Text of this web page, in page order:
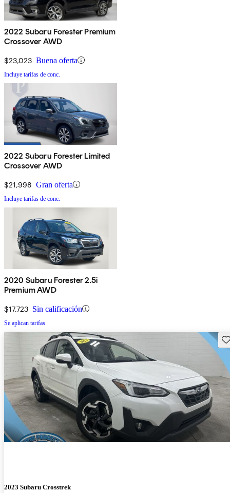
2022 Subaru Forester Premium
Crossover AWD
$23,023 Buena oferta
Incluye tarifas de conc.
2022 Subaru Forester Limited
Crossover AWD
$21,998 Gran oferta
Incluye tarifas de conc.
2020 Subaru Forester 2.5i
Premium AWD
$17,723 Sin calificación
Se aplican tarifas
2023 Subaru Crosstrek